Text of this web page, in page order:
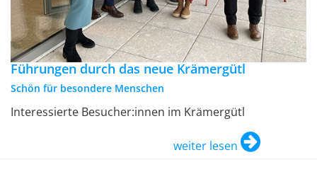
Führungen durch das neue Krämergütl
Schön für besondere Menschen
Interessierte Besucher:innen im Krämergütl
weiter lesen